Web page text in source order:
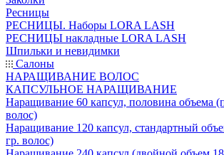
Ресницы
РЕСНИЦЫ. Наборы LORA LASH
РЕСНИЦЫ накладные LORA LASH
Шпильки и невидимки
Салоны
НАРАЩИВАНИЕ ВОЛОС
КАПСУЛЬНОЕ НАРАЩИВАНИЕ
Наращивание 60 капсул, половина объема
волос)
Наращивание 120 капсул, стандартный
гр. волос)